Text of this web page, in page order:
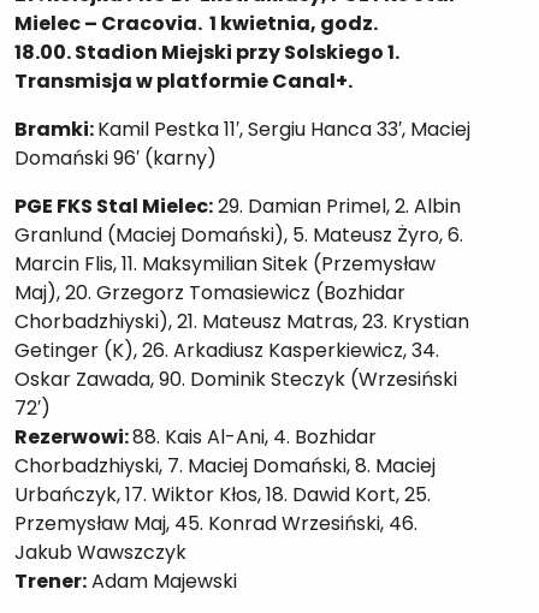
Mielec – Cracovia. 1 kwietnia, godz.
18.00.Stadion Miejski przy Solskiego 1.
Transmisja w platformie Canal+.
Bramki:Kamil Pestka 11′, Sergiu Hanca 33′, Maciej
Domański 96′ (karny)
PGE FKS Stal Mielec:29. Damian Primel, 2. Albin
Granlund (Maciej Domański), 5. Mateusz Żyro, 6.
Marcin Flis, 11. Maksymilian Sitek (Przemysław
Maj), 20. Grzegorz Tomasiewicz (Bozhidar
Chorbadzhiyski), 21. Mateusz Matras, 23. Krystian
Getinger (K), 26. Arkadiusz Kasperkiewicz, 34.
Oskar Zawada, 90. Dominik Steczyk (Wrzesiński
72′)
Rezerwowi:88. Kais Al-Ani, 4. Bozhidar
Chorbadzhiyski, 7. Maciej Domański, 8. Maciej
Urbańczyk, 17. Wiktor Kłos, 18. Dawid Kort, 25.
Przemysław Maj, 45. Konrad Wrzesiński, 46.
Jakub Wawszczyk
Trener:Adam Majewski